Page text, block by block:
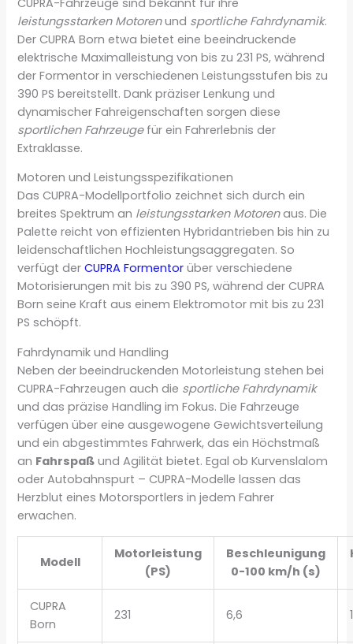
leistungsstarken Motorenund sportliche Fahrdynamik.
Der CUPRA Born etwa bietet eine beeindruckende
elektrische Maximalleistung von bis zu 231 PS, während
der Formentor in verschiedenen Leistungsstufen bis zu
390 PS bereitstellt. Dank präziser Lenkung und
dynamischer Fahreigenschaften sorgen diese
sportlichen Fahrzeugefür ein Fahrerlebnis der
Extraklasse.
Motoren und Leistungsspezifikationen
Das CUPRA-Modellportfolio zeichnet sich durch ein
breites Spektrum an leistungsstarken Motorenaus. Die
Palette reicht von effizienten Hybridantrieben bis hin zu
leidenschaftlichen Hochleistungsaggregaten. So
verfügt derCUPRA Formentor über verschiedene
Motorisierungen mit bis zu 390 PS, während der CUPRA
Born seine Kraft aus einem Elektromotor mit bis zu 231
PS schöpft.
Fahrdynamik und Handling
Neben der beeindruckenden Motorleistung stehen bei
CUPRA-Fahrzeugen auch die sportliche Fahrdynamik
und das präzise Handling im Fokus. Die Fahrzeuge
verfügen über eine ausgewogene Gewichtsverteilung
und ein abgestimmtes Fahrwerk, das ein Höchstmaß
an Fahrspaß und Agilität bietet. Egal ob Kurvenslalom
oder Autobahnspurt – CUPRA-Modelle lassen das
Herzblut eines Motorsportlers in jedem Fahrer
erwachen.
Modell
Motorleistung
(PS)
Beschleunigung
0-100 km/h (s)
CUPRA
Born
231 6,6